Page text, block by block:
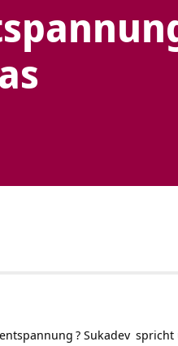
? Sukadev spricht